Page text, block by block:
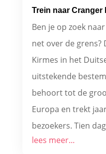
Trein naar Cranger
Ben je op zoek
net over de grens?
Kirmes in het
uitstekende
behoort tot de
Europa en trekt
bezoekers. Tien
lees meer...